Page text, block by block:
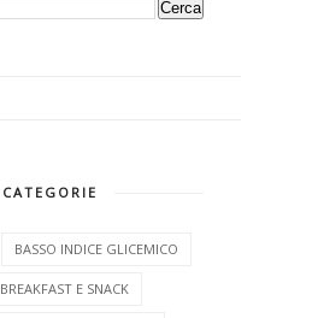
CATEGORIE
BASSO INDICE GLICEMICO
BREAKFAST E SNACK